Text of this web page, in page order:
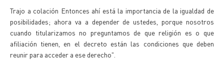
Trajo a colación Entonces ahí está la importancia de la igualdad de
posibilidades; ahora va a depender de ustedes, porque nosotros
cuando titularizamos no preguntamos de que religión es o que
afiliación tienen, en el decreto están las condiciones que deben
reunir para acceder a ese derecho".